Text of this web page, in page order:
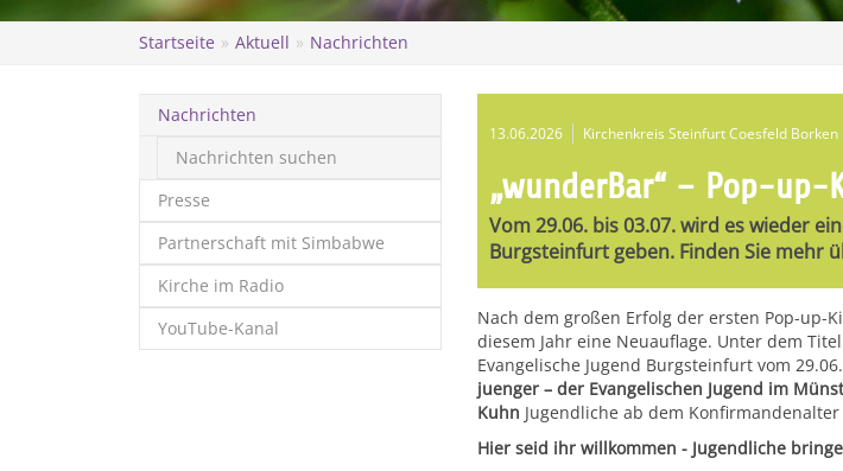
Startseite Aktuell Nachrichten
Nachrichten
Nachrichten suchen
Presse
Partnerschaft mit Simbabwe
Kirche im Radio
YouTube-Kanal
13.06.2026 Kirchenkreis Steinfurt Coesfeld Borken
„wunderBar“ – Pop-
Vom 29.06. bis 03.07. wird es wieder
Burgsteinfurt geben. Finden Sie mehr
Nach dem großen Erfolg der ersten Pop-up-
diesem Jahr eine Neuauflage. Unter dem Titel
Evangelische Jugend Burgsteinfurt vom
juenger – der Evangelischen Jugend im
Kuhn Jugendliche ab dem Konfirmandenalter
Hier seid ihr willkommen - Jugendliche